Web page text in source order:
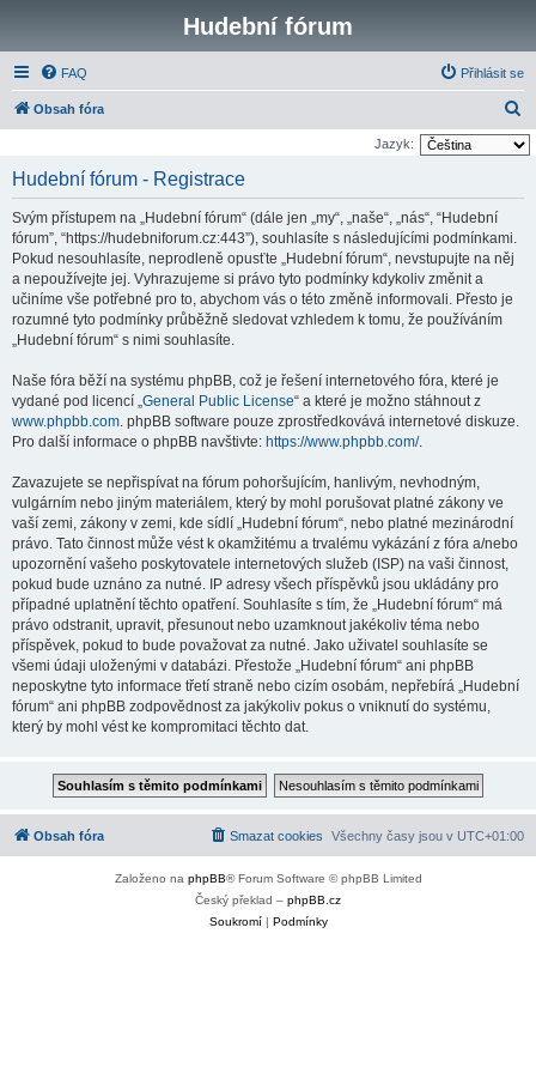
Hudební fórum
FAQ Přihlásit se
Obsah fóra
l
Jazyk:
Hudební fórum - Registrace
Svým přístupem na „Hudební fórum“ (dále jen „my“, „naše“, „nás“, “Hudební
fórum”, “https://hudebniforum.cz:443”), souhlasíte s následujícími podmínkami.
Pokud nesouhlasíte, neprodleně opusťte „Hudební fórum“, nevstupujte na něj
a nepoužívejte jej. Vyhrazujeme si právo tyto podmínky kdykoliv změnit a
učiníme vše potřebné pro to, abychom vás o této změně informovali. Přesto je
rozumné tyto podmínky průběžně sledovat vzhledem k tomu, že používáním
„Hudební fórum“ s nimi souhlasíte.
Naše fóra běží na systému phpBB, což je řešení internetového fóra, které je
vydané pod licencí „General Public License“ a které je možno stáhnout z
www.phpbb.com. phpBB software pouze zprostředkovává internetové diskuze.
Pro další informace o phpBB navštivte: https://www.phpbb.com/.
Zavazujete se nepřispívat na fórum pohoršujícím, hanlivým, nevhodným,
vulgárním nebo jiným materiálem, který by mohl porušovat platné zákony ve
vaší zemi, zákony v zemi, kde sídlí „Hudební fórum“, nebo platné mezinárodní
právo. Tato činnost může vést k okamžitému a trvalému vykázání z fóra a/nebo
upozornění vašeho poskytovatele internetových služeb (ISP) na vaši činnost,
pokud bude uznáno za nutné. IP adresy všech příspěvků jsou ukládány pro
případné uplatnění těchto opatření. Souhlasíte s tím, že „Hudební fórum“ má
právo odstranit, upravit, přesunout nebo uzamknout jakékoliv téma nebo
příspěvek, pokud to bude považovat za nutné. Jako uživatel souhlasíte se
všemi údaji uloženými v databázi. Přestože „Hudební fórum“ ani phpBB
neposkytne tyto informace třetí straně nebo cizím osobám, nepřebírá „Hudební
fórum“ ani phpBB zodpovědnost za jakýkoliv pokus o vniknutí do systému,
který by mohl vést ke kompromitaci těchto dat.
Obsah fóra Všechny časy jsou v UTC+01:00
Smazat cookies
Založeno na phpBB® Forum Software © phpBB Limited
Český překlad – phpBB.cz
Soukromí| Podmínky